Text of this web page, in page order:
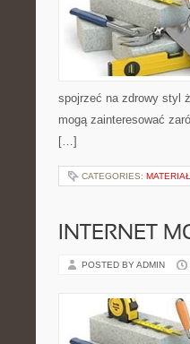
spojrzeć na zdrowy styl
mogą zainteresować
[…]
CATEGORIES:
INTERNET
POSTED BY ADMIN